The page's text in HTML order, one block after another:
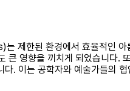
제한된 환경에서 효율적인
큰 영향을 끼치게 되었습니다.
. 이는 공학자와 예술가들의 협